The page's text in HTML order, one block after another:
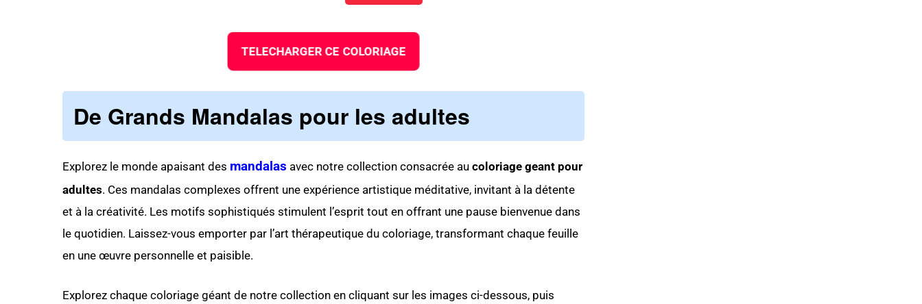
TELECHARGER CE COLORIAGE
De Grands Mandalas pour les adultes
Explorez le monde apaisant des mandalas avec notre collection consacrée au coloriage geant pour
adultes. Ces mandalas complexes offrent une expérience artistique méditative, invitant à la détente
et à la créativité. Les motifs sophistiqués stimulent l’esprit tout en offrant une pause bienvenue dans
le quotidien. Laissez-vous emporter par l’art thérapeutique du coloriage, transformant chaque feuille
en une œuvre personnelle et paisible.
Explorez chaque coloriage géant de notre collection en cliquant sur les images ci-dessous, puis